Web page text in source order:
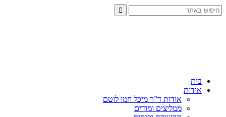
בית
אודות
אודות ד”ר מיכל חמו לוטם
ממליצים ומודים